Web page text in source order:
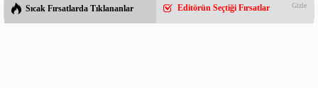
Sıcak Fırsatlarda Tıklananlar Editörün Seçtiği Fırsatlar Gizle